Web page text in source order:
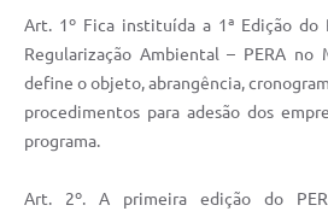
Art. 1º Fica instituída a 1ª Edição do
Regularização Ambiental – PERA no
define o objeto, abrangência,
procedimentos para adesão dos
programa.
Art. 2º. A primeira edição do